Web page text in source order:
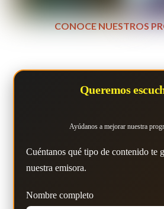
CONOCE NUESTROS
Queremos
Ayúdanos a mejorar nuestra
Cuéntanos qué tipo de contenido te
nuestra emisora.
Nombre completo